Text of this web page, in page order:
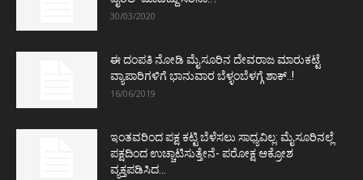
30/03/2020
ಈ ದಂಪತಿ ನೋಡಿ ಮೈಸೂರಿನ ದೇವರಾಜ ಮಾರುಕಟ್ಟೆ
ವ್ಯಾಪಾರಿಗಳಿಗೆ ಭಾನುವಾರ ಬೆಳ್ಳಂಬೆಳಗ್ಗೆ ಶಾಕ್..!
16/06/2019
ಇಂತವರಿಂದ ಪಕ್ಷ ಕಟ್ಟಿ ಬೆಳೆಸಲು ಸಾಧ್ಯವಿಲ್ಲ: ಮೈಸೂರಿನಲ್ಲೆ
ಪಕ್ಷದಿಂದ ಉಚ್ಚಾಟಿಸುತ್ತೇನೆ- ಪರೋಕ್ಷ ಆಕ್ರೋಶ
ವ್ಯಕ್ತಪಡಿಸಿದ...